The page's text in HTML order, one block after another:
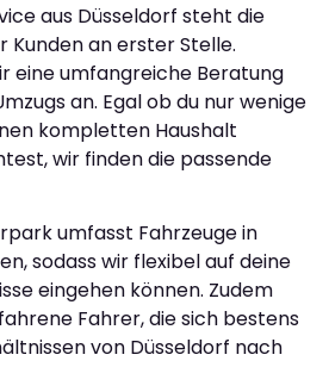
aus Düsseldorf steht die
Kunden an erster Stelle.
eine umfangreiche Beratung
an. Egal ob du nur wenige
kompletten Haushalt
wir finden die passende
umfasst Fahrzeuge in
sodass wir flexibel auf deine
eingehen können. Zudem
Fahrer, die sich bestens
von Düsseldorf nach